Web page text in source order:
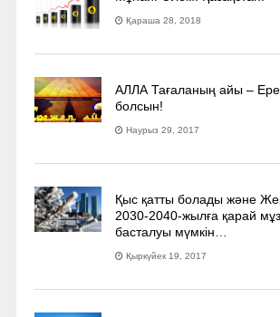
Қараша 28, 2018
АЛЛА Тағаланың айы –
болсын!
Наурыз 29, 2017
Қыс қатты болады және
2030-2040­-жылға қарай мұз
басталуы мүмкін…
Қыркүйек 19, 2017